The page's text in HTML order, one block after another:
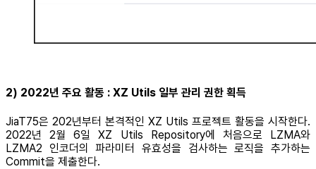
2) 2022년 주요 활동 : XZ Utils 일부 관리 권한 획득
JiaT75은 202년부터 본격적인 XZ Utils 프로젝트 활동을 시작한다.
2022년 2월 6일 XZ Utils Repository에 처음으로 LZMA와
LZMA2 인코더의 파라미터 유효성을 검사하는 로직을 추가하는
Commit을 제출한다.